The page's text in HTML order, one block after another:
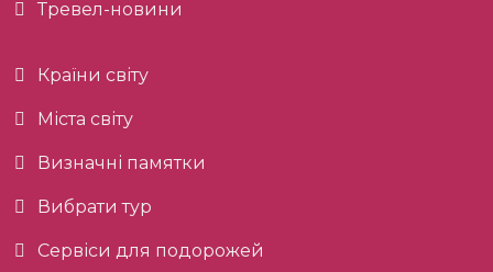
Тревел-новини
Країни світу
Міста світу
Визначні памятки
Вибрати тур
Сервіси для подорожей